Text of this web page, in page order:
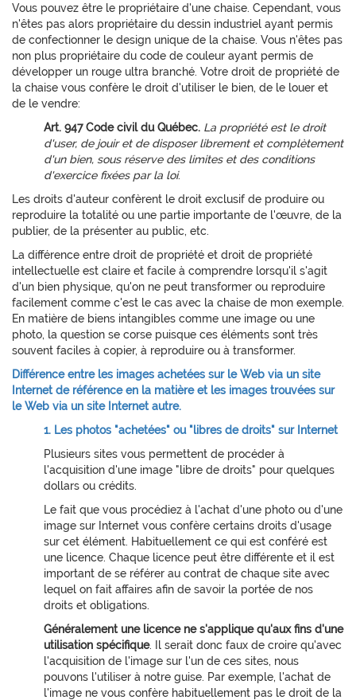
Vous pouvez être le propriétaire d'une chaise. Cependant, vous
n'êtes pas alors propriétaire du dessin industriel ayant permis
de confectionner le design unique de la chaise. Vous n'êtes pas
non plus propriétaire du code de couleur ayant permis de
développer un rouge ultra branché. Votre droit de propriété de
la chaise vous confère le droit d'utiliser le bien, de le louer et
de le vendre:
Art. 947 Code civil du Québec. La propriété est le droit
d'user, de jouir et de disposer librement et complètement
d'un bien, sous réserve des limites et des conditions
d'exercice fixées par la loi.
Les droits d'auteur confèrent le droit exclusif de produire ou
reproduire la totalité ou une partie importante de l'œuvre, de la
publier, de la présenter au public, etc.
La différence entre droit de propriété et droit de propriété
intellectuelle est claire et facile à comprendre lorsqu'il s'agit
d'un bien physique, qu'on ne peut transformer ou reproduire
facilement comme c'est le cas avec la chaise de mon exemple.
En matière de biens intangibles comme une image ou une
photo, la question se corse puisque ces éléments sont très
souvent faciles à copier, à reproduire ou à transformer.
Différence entre les images achetées sur le Web via un site
Internet de référence en la matière et les images trouvées sur
le Web via un site Internet autre.
1. Les photos "achetées" ou "libres de droits" sur Internet
Plusieurs sites vous permettent de procéder à
l'acquisition d'une image "libre de droits" pour quelques
dollars ou crédits.
Le fait que vous procédiez à l'achat d'une photo ou d'une
image sur Internet vous confère certains droits d'usage
sur cet élément. Habituellement ce qui est conféré est
une licence. Chaque licence peut être différente et il est
important de se référer au contrat de chaque site avec
lequel on fait affaires afin de savoir la portée de nos
droits et obligations.
Généralement une licence ne s'applique qu'aux fins d'une
utilisation spécifique. Il serait donc faux de croire qu'avec
l'acquisition de l'image sur l'un de ces sites, nous
pouvons l'utiliser à notre guise. Par exemple, l'achat de
l'image ne vous confère habituellement pas le droit de la